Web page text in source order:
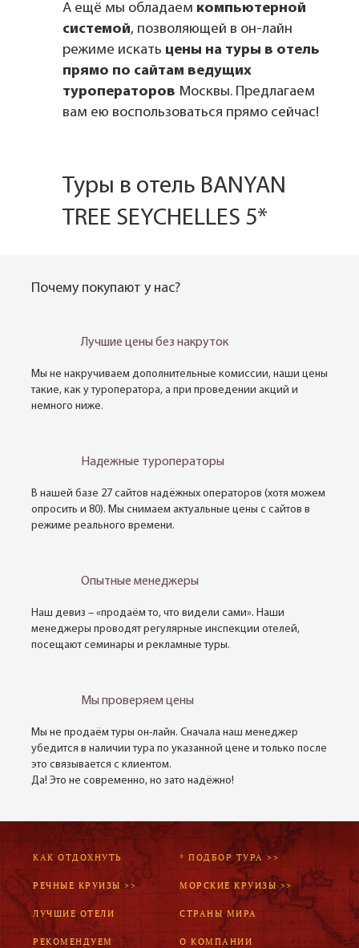
А ещё мы обладаем компьютерной
системой, позволяющей в он-лайн
режиме искать цены на туры в отель
прямо по сайтам ведущих
туроператоров Москвы. Предлагаем
вам ею воспользоваться прямо сейчас!
Туры в отель BANYAN
TREE SEYCHELLES 5*
Почему покупают у нас?
Лучшие цены без накруток
Мы не накручиваем дополнительные комиссии, наши цены
такие, как у туроператора, а при проведении акций и
немного ниже.
Надежные туроператоры
В нашей базе 27 сайтов надёжных операторов (хотя можем
опросить и 80). Мы снимаем актуальные цены с сайтов в
режиме реального времени.
Опытные менеджеры
Наш девиз – «продаём то, что видели сами». Наши
менеджеры проводят регулярные инспекции отелей,
посещают семинары и рекламные туры.
Мы проверяем цены
Мы не продаём туры он-лайн. Сначала наш менеджер
убедится в наличии тура по указанной цене и только после
это связывается с клиентом.
Да! Это не современно, но зато надёжно!
КАК ОТДОХНУТЬ * ПОДБОР ТУРА >>
РЕЧНЫЕ КРУИЗЫ >> МОРСКИЕ КРУИЗЫ >>
ЛУЧШИЕ ОТЕЛИ СТРАНЫ МИРА
РЕКОМЕНДУЕМ О КОМПАНИИ